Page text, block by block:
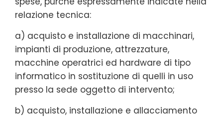
relazione tecnica:
a) acquisto e installazione di macchinari,
impianti di produzione, attrezzature,
macchine operatrici ed hardware di tipo
informatico in sostituzione di quelli in uso
presso la sede oggetto di intervento;
b) acquisto, installazione e allacciamento